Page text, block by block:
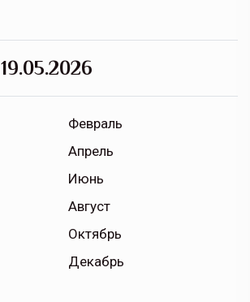
19.05.2026
Февраль
Апрель
Июнь
Август
Октябрь
Декабрь